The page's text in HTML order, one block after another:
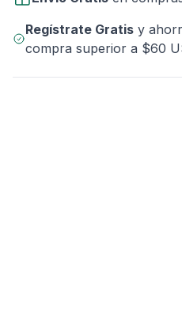
Regístrate Gratisy
compra superior a $60